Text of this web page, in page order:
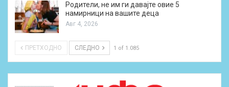
Родители, не им ги давајте овие 5
намирници на вашите деца
Авг 4, 2026
ПРЕТХОДНО СЛЕДНО 1 of 1.085